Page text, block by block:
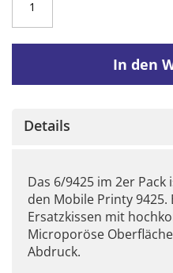
In den
Details
Das 6/9425 im 2er
den Mobile Printy
Ersatzkissen mit
Microporöse
Abdruck.